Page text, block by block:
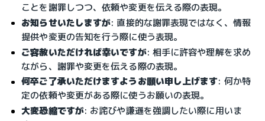
ことを謝罪しつつ、依頼や変更を伝える際の表現。
お知らせいたしますが: 直接的な謝罪表現ではなく、情報
提供や変更の告知を行う際に使う表現。
ご容赦いただければ幸いですが: 相手に許容や理解を求め
ながら、謝罪や変更を伝える際の表現。
何卒ご了承いただけますようお願い申し上げます: 何か特
定の依頼や変更がある際に使うお願いの表現。
大変恐縮ですが: お詫びや謙遜を強調したい際に用いま